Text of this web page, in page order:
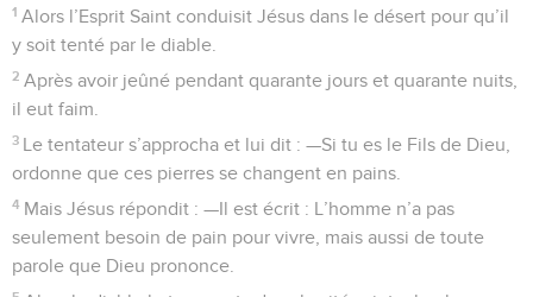
Ils te porteront sur leurs mains, pour que ton pied ne heurte
aucune pierre.
7 Jésus lui dit : —Il est aussi écrit : Tu ne forceras pas la main
du Seigneur, ton Dieu.
8 Le diable le transporta encore sur une très haute
montagne. Là, il lui montra tous les royaumes du monde et
leur magnificence.
9 Puis il lui dit : —Tout cela, je te le donnerai si tu te
prosternes devant moi pour m’adorer.